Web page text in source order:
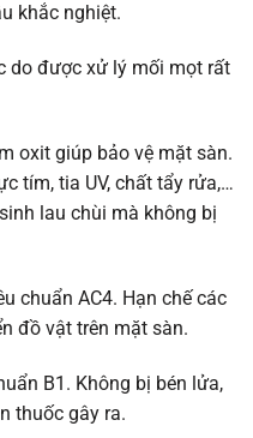
khắc nghiệt.
do được xử lý mối mọt rất
oxit giúp bảo vệ mặt sàn.
tím, tia UV, chất tẩy rửa,…
lau chùi mà không bị
chuẩn AC4. Hạn chế các
đồ vật trên mặt sàn.
B1. Không bị bén lửa,
thuốc gây ra.